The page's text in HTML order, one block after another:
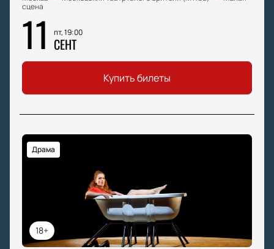
сцена
11 пт, 19:00
СЕНТ
Купить билеты
18+
Драма